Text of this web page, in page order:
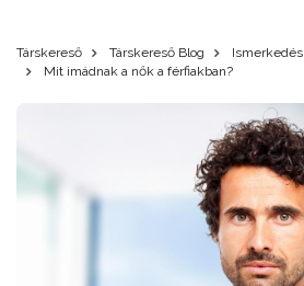
Társkereső Társkereső Blog
Ismerkedés
Mit imádnak a nők a férfiakban?